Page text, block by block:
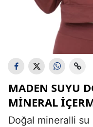
MADEN SUYU
MINERAL
Doğal mineralli